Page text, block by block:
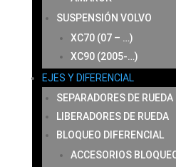
SUSPENSIÓN VOLVO
XC70 (07 – …)
XC90 (2005-…)
EJES Y DIFERENCIAL
SEPARADORES DE RUEDA
LIBERADORES DE RUEDA
BLOQUEO DIFERENCIAL
ACCESORIOS